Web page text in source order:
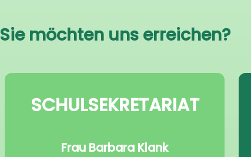
Sie möchten uns erreichen?
SCHULSEKRETARIAT
Frau Barbara Klank